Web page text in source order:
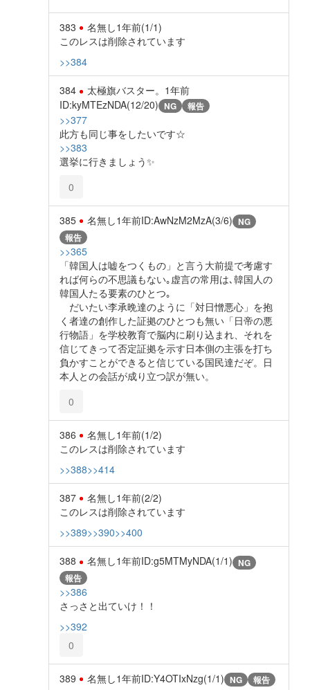
383 名無し1年前(1/1)
このレスは削除されています
>>384
384 太極旗バスター。 1年前
ID:kyMTEzNDA(12/20) NG 報告
>>377
此方も同じ事をしたいです☆
>>383
選挙に行きましょう✨️
0
385 名無し1年前ID:AwNzM2MzA(3/6) NG
報告
>>365
「韓国人は嘘をつくもの」と言う大前提で考慮す
れば何らの不思議もない｡虚言の常用は､韓国人の
韓国人たる要素のひとつ｡
だいたい李承晩達のように「対日憎悪心」を抱
く者達の創作した証拠のひとつも無い「日帝の悪
行物語」を学校教育で脳内に刷り込まれ、それを
信じてきって否定証拠を示す日本側の主張を打ち
負かすことができると信じている国民達だぞ。日
本人との会話が成り立つ訳が無い。
0
386 名無し1年前(1/2)
このレスは削除されています
>>388>>414
387 名無し1年前(2/2)
このレスは削除されています
>>389>>390>>400
388 名無し1年前ID:g5MTMyNDA(1/1) NG
報告
>>386
さっさと出ていけ！！
>>392
0
389 名無し1年前ID:Y4OTIxNzg(1/1) NG 報告